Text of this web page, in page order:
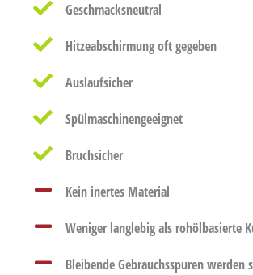
Geschmacksneutral
Hitzeabschirmung oft gegeben
Auslaufsicher
Spülmaschinengeeignet
Bruchsicher
Kein inertes Material
Weniger langlebig als rohölbasierte
Bleibende Gebrauchsspuren werden